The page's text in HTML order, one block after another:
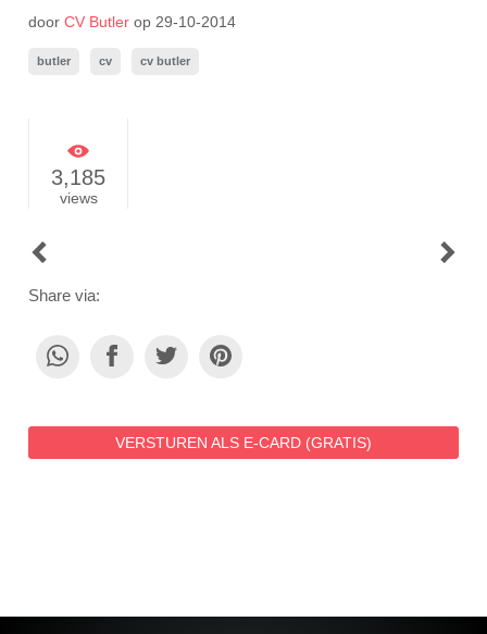
doorCV Butler op 29-10-2014
butler cv cv butler
3,185
views
POST
Share via:
VERSTUREN ALS E-CARD (GRATIS)